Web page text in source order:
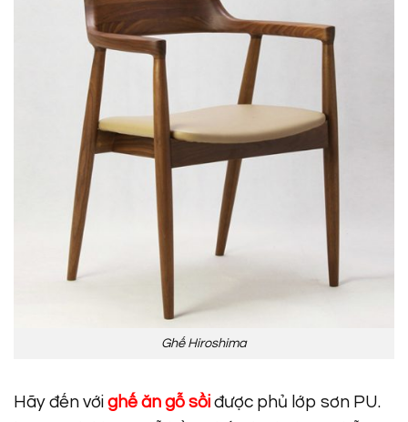
Ghế Hiroshima
Hãy đến với ghế ăn gỗ sồi được phủ lớp sơn PU.